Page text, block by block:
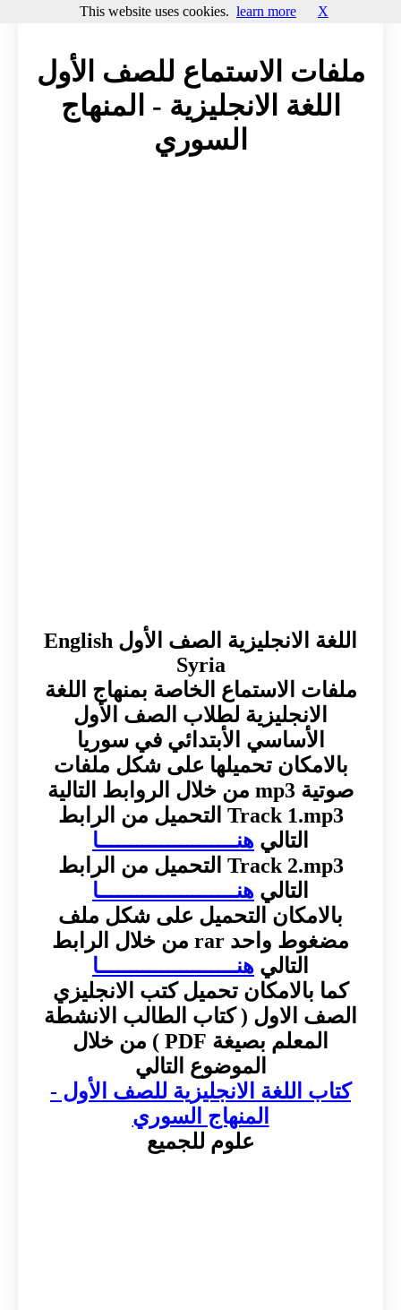
ملفات الاستماع للصف الأول
اللغة الانجليزية - المنهاج
السوري
اللغة الانجليزية الصف الأول English
Syria
ملفات الاستماع الخاصة بمنهاج اللغة
الانجليزية لطلاب الصف الأول
الأساسي الأبتدائي في سوريا
بالامكان تحميلها على شكل ملفات
صوتية mp3 من خلال الروابط التالية
Track 1.mp3 التحميل من الرابط
التالي هنــــــــــــــــــــــا
Track 2.mp3 التحميل من الرابط
التالي هنــــــــــــــــــــــا
بالامكان التحميل على شكل ملف
مضغوط واحد rar من خلال الرابط
التالي هنــــــــــــــــــــــا
كما بالامكان تحميل كتب الانجليزي
الصف الاول ( كتاب الطالب الانشطة
المعلم بصيغة PDF ) من خلال
الموضوع التالي
كتاب اللغة الانجليزية للصف الأول -
المنهاج السوري
علوم للجميع
This website uses cookies. learn more X